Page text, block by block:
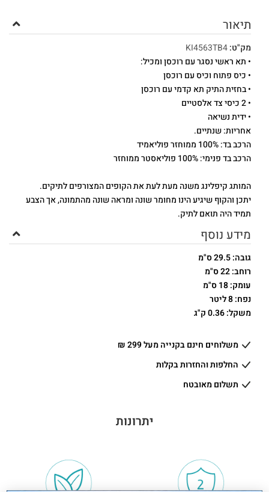
תיאור
מק"ט:KI4563TB4
• תא ראשי נסגר עם רוכסן ומכיל:
• כיס פתוח וכיס עם רוכסן
• בחזית התיק תא קדמי עם רוכסן
• 2 כיסי צד אלסטיים
• ידית נשיאה
אחריות: שנתיים.
הרכב בד: 100% ממוחזר פוליאמיד
הרכב בד פנימי: 100% פוליאסטר ממוחזר
המותג קיפלינג משנה מעת לעת את הקופים המצורפים לתיקים.
יתכן והקוף שיגיע הינו מחומר שונה ומראה שונה מהתמונה, אך הצבע
תמיד היה תואם לתיק.
מידע נוסף
גובה: 29.5 ס"מ
רוחב: 22 ס"מ
עומק: 18 ס"מ
נפח: 8 ליטר
משקל: 0.36 ק"ג
משלוחים חינם בקנייה מעל 299 ₪
החלפות והחזרות בקלות
תשלום מאובטח
יתרונות